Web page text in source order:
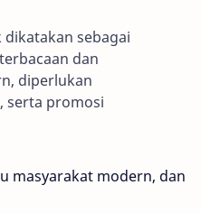
sebagai
dan
diperlukan
serta promosi
masyarakat modern, dan